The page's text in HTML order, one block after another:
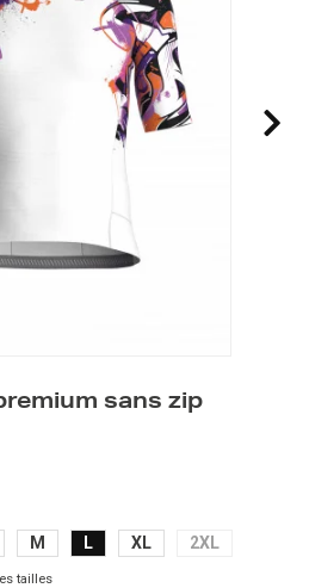
sans zip
M L XL 2XL
tailles